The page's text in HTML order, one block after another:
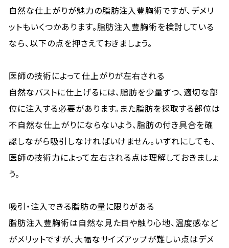
自然な仕上がりが魅力の脂肪注入豊胸術ですが、デメリ
ットもいくつかあります。脂肪注入豊胸術を検討している
なら、以下の点を押さえておきましょう。
医師の技術によって仕上がりが左右される
自然なバストに仕上げるには、脂肪を少量ずつ、適切な部
位に注入する必要があります。また脂肪を採取する部位は
不自然な仕上がりにならないよう、脂肪の付き具合を確
認しながら吸引しなければいけません。いずれにしても、
医師の技術力によって左右される点は理解しておきましょ
う。
吸引・注入できる脂肪の量に限りがある
脂肪注入豊胸術は自然な見た目や触り心地、温度感など
がメリットですが、大幅なサイズアップが難しい点はデメ